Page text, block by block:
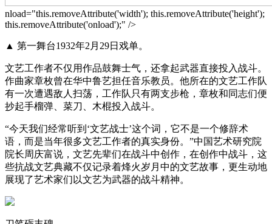
nload="this.removeAttribute('width'); this.removeAttribute('height');
this.removeAttribute('onload');" />
▲ 第一舞台1932年2月29日戏单。
文艺工作者不仅用作品鼓舞士气，还拿起武器直接投入战斗。
作曲家章枚曾在华中鲁艺担任音乐教员。他所在的文艺工作队
有一次遭遇敌人扫荡，工作队只有两支步枪，章枚和同志们便
抄起手榴弹、菜刀、木棍投入战斗。
“今天我们经常听到‘文艺战士’这个词，它不是一个修辞术
语，而是当年很多文艺工作者的真实身份。”中国艺术研究院
院长周庆富说，文艺先辈们在战斗中创作，在创作中战斗，这
些抗战文艺典藏不仅记录着烽火岁月中的文艺故事，更生动地
展现了艺术家们以文艺为武器的战斗精神。